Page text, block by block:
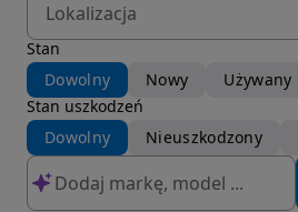
Lokalizacja
Stan
Dowolny
Nowy
Używany
Stan uszkodzeń
Dowolny
Nieuszkodzony